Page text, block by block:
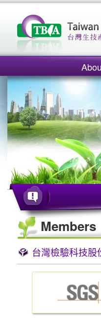
Members
台灣檢驗科技股